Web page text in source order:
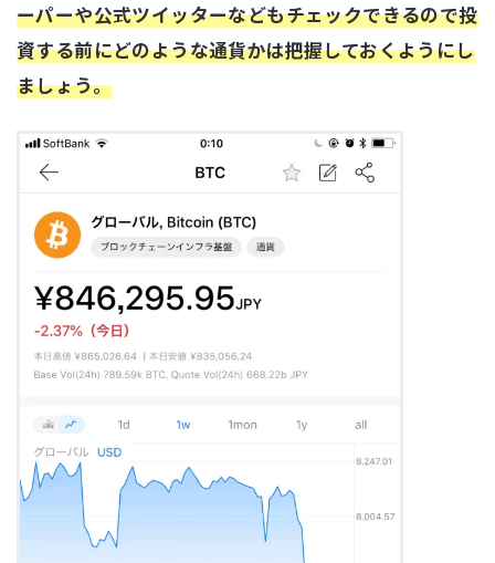
ーパーや公式ツイッターなどもチェックできるので投
資する前にどのような通貨かは把握しておくようにし
ましょう。